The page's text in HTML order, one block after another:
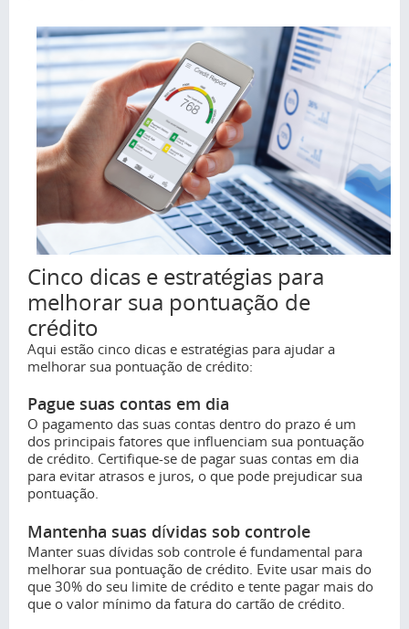
Сinco dicas e estratégias para
melhorar sua pontuação de
crédito
Aqui estão cinco dicas e estratégias para ajudar a
melhorar sua pontuação de crédito:
Pague suas contas em dia
O pagamento das suas contas dentro do prazo é um
dos principais fatores que influenciam sua pontuação
de crédito. Certifique-se de pagar suas contas em dia
para evitar atrasos e juros, o que pode prejudicar sua
pontuação.
Mantenha suas dívidas sob controle
Manter suas dívidas sob controle é fundamental para
melhorar sua pontuação de crédito. Evite usar mais do
que 30% do seu limite de crédito e tente pagar mais do
que o valor mínimo da fatura do cartão de crédito.